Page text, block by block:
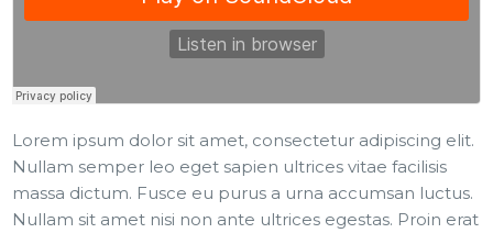
Lorem ipsum dolor sit amet, consectetur adipiscing elit.
Nullam semper leo eget sapien ultrices vitae facilisis
massa dictum. Fusce eu purus a urna accumsan luctus.
Nullam sit amet nisi non ante ultrices egestas. Proin erat